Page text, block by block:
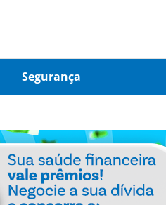
Segurança